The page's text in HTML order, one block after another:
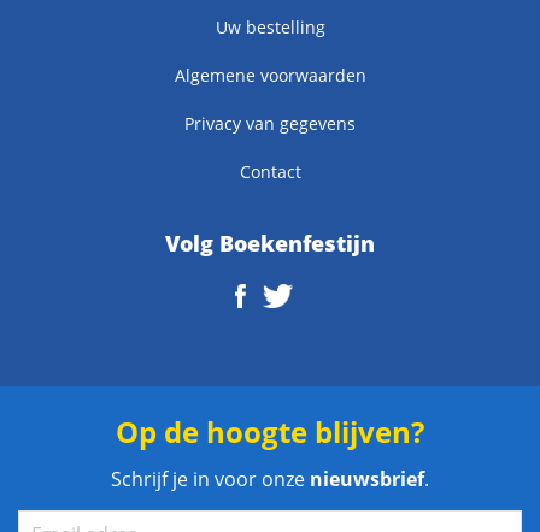
Uw bestelling
Algemene voorwaarden
Privacy van gegevens
Contact
Volg Boekenfestijn
Op de hoogte blijven?
Schrijf je in voor onze nieuwsbrief.